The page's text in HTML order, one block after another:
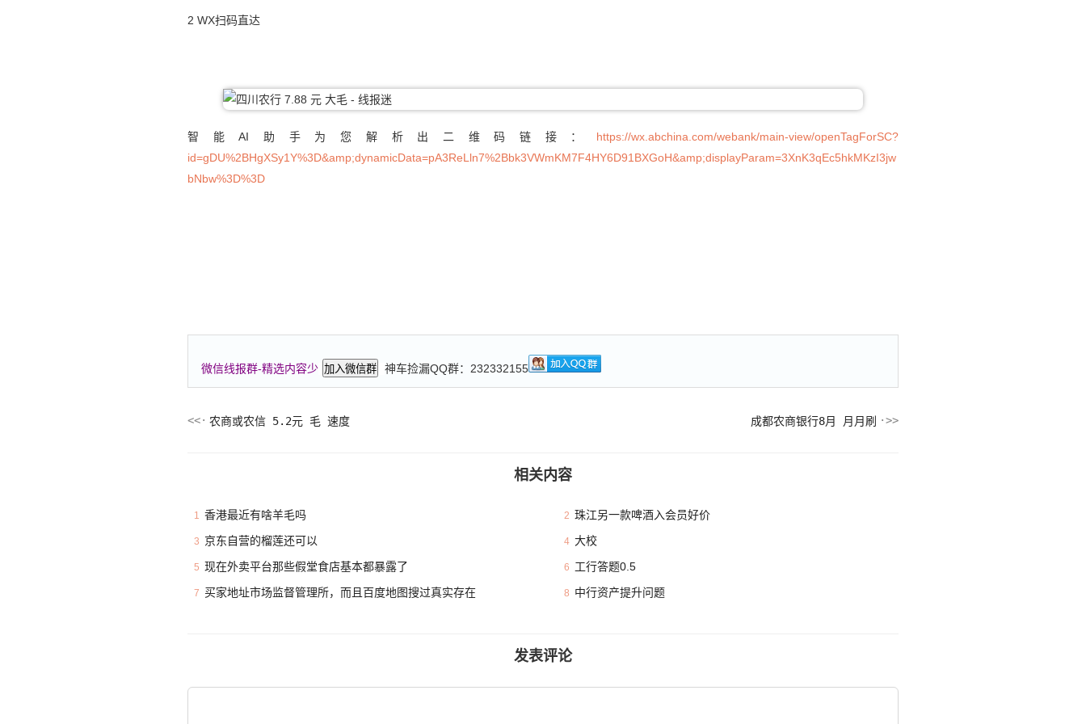
2 WX扫码直达
智能AI助手为您解析出二维码链接： https://wx.abchina.com/webank/main-view/openTagForSC?
id=gDU%2BHgXSy1Y%3D&amp;dynamicData=pA3ReLln7%2Bbk3VWmKM7F4HY6D91BXGoH&amp;displayParam=3XnK3qEc5hkMKzI3jw
bNbw%3D%3D
微信线报群-精选内容少 加入微信群 神车捡漏QQ群：232332155
农商或农信 5.2元 毛 速度 成都农商银行8月 月月刷
相关内容
1 香港最近有啥羊毛吗 2 珠江另一款啤酒入会员好价
3 京东自营的榴莲还可以 4 大校
5 现在外卖平台那些假堂食店基本都暴露了 6 工行答题0.5
7 买家地址市场监督管理所，而且百度地图搜过真实存在 8 中行资产提升问题
发表评论